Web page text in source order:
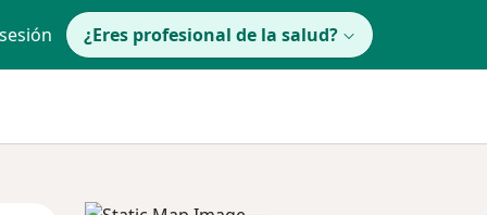
¿Eres profesional de la salud?